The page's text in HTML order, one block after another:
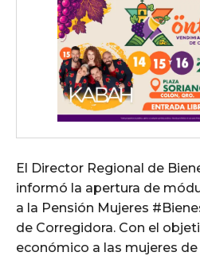
El Director Regional de
informó la apertura de
a la Pensión Mujeres
de Corregidora. Con el
económico a las mujeres de